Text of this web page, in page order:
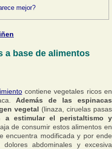
mejor?
a base de alimentos
contiene vegetales ricos en
Además de las espinacas
vegetal (linaza, ciruelas pasas
a estimular el peristaltismo y
de consumir estos alimentos en
encuentra modificada y por ende
abdominales y excesiva